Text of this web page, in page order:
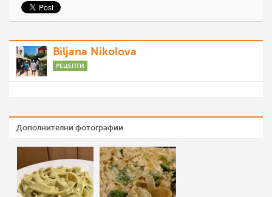
Biljana Nikolova
РЕЦЕПТИ
Дополнителни фотографии